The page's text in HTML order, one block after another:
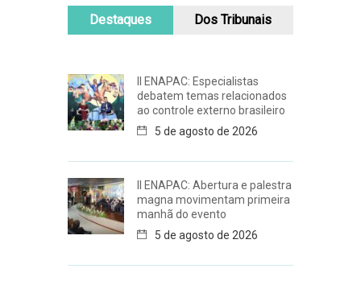
Destaques Dos Tribunais
II ENAPAC: Especialistas
debatem temas relacionados
ao controle externo brasileiro
5 de agosto de 2026
II ENAPAC: Abertura e palestra
magna movimentam primeira
manhã do evento
5 de agosto de 2026